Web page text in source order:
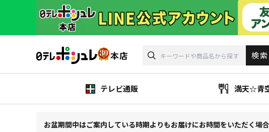
テレビ通販 満天☆青
お盆期間中はご案内している時期よりもお届けにお時間をいただく場